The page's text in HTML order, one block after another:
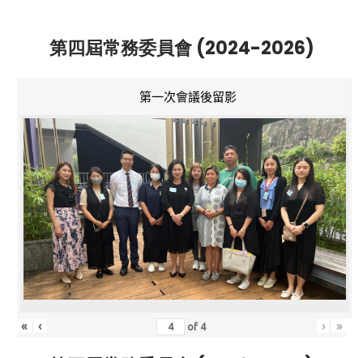
第四屆常務委員會 (2024-2026)
第一次會議後留影
« ‹ of 4 › »